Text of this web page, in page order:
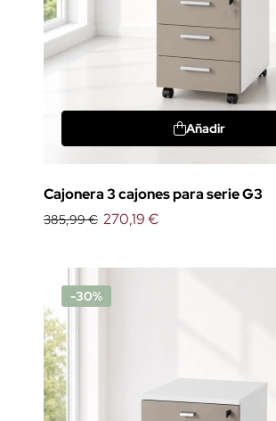
Añadir
Cajonera 3 cajones para serie G3
385,99 € 270,19 €
-30%